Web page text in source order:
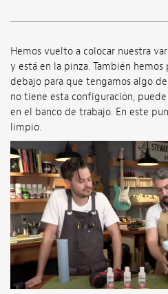
Hemos vuelto a colocar nuestra
y está en la pinza. También
debajo para que tengamos algo
no tiene esta configuración,
en el banco de trabajo. En este
limpio.